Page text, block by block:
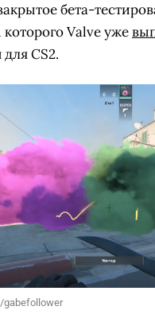
бета-
которого Valve уже
CS2.
gabefollower